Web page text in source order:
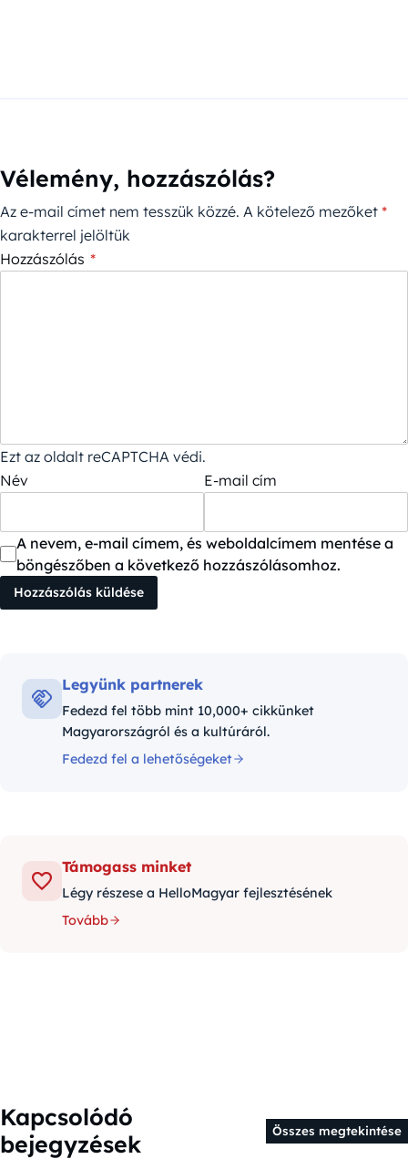
Vélemény, hozzászólás?
Az e-mail címet nem tesszük közzé. A kötelező mezőket *
karakterrel jelöltük
Hozzászólás *
Ezt az oldalt reCAPTCHA védi.
Név
E-mail cím
A nevem, e-mail címem, és weboldalcímem mentése a
böngészőben a következő hozzászólásomhoz.
Legyünk partnerek
Fedezd fel több mint 10,000+ cikkünket
Magyarországról és a kultúráról.
Fedezd fel a lehetőségeket
Támogass minket
Légy részese a HelloMagyar fejlesztésének
Tovább
Kapcsolódó
bejegyzések
Összes megtekintése